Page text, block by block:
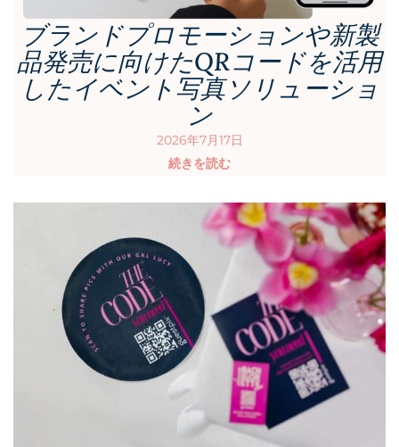
ブランドプロモーションや新製
品発売に向けたQRコードを活用
したイベント写真ソリューショ
ン
2026年7月17日
続きを読む